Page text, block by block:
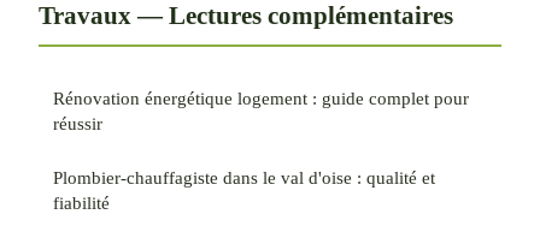
Travaux — Lectures complémentaires
Rénovation énergétique logement : guide complet pour
réussir
Plombier-chauffagiste dans le val d'oise : qualité et
fiabilité